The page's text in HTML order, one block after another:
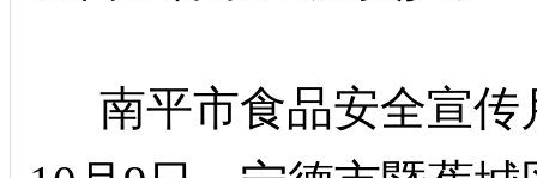
南平市食品安全宣